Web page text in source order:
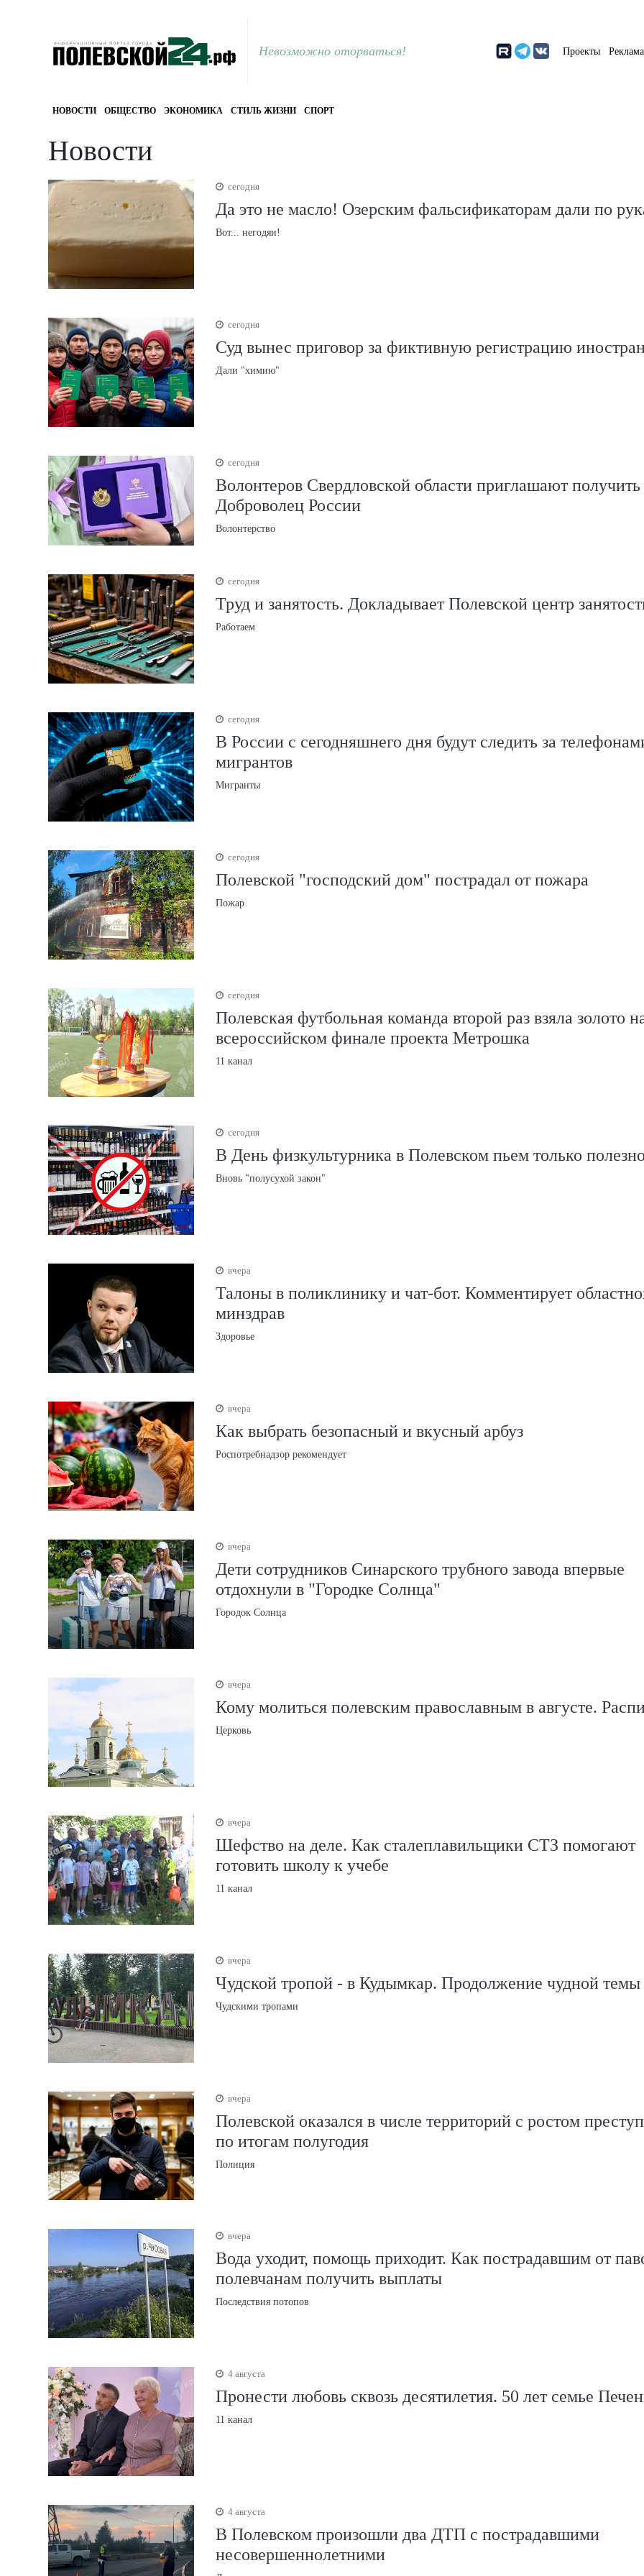
Невозможно оторваться! Проекты Реклама
НОВОСТИ ОБЩЕСТВО ЭКОНОМИКА СТИЛЬ ЖИЗНИ СПОРТ
Новости
сегодня
Да это не масло! Озерским фальсификаторам дали по
Вот... негодяи!
сегодня
Суд вынес приговор за фиктивную регистрацию
Дали "химию"
сегодня
Волонтеров Свердловской области приглашают получить
Доброволец России
Волонтерство
сегодня
Труд и занятость. Докладывает Полевской центр
Работаем
сегодня
В России с сегодняшнего дня будут следить за
мигрантов
Мигранты
сегодня
Полевской "господский дом" пострадал от пожара
Пожар
сегодня
Полевская футбольная команда второй раз взяла золото
всероссийском финале проекта Метрошка
11 канал
сегодня
В День физкультурника в Полевском пьем только
Вновь "полусухой закон"
вчера
Талоны в поликлинику и чат-бот. Комментирует
минздрав
Здоровье
вчера
Как выбрать безопасный и вкусный арбуз
Роспотребнадзор рекомендует
вчера
Дети сотрудников Синарского трубного завода впервые
отдохнули в "Городке Солнца"
Городок Солнца
вчера
Кому молиться полевским православным в августе.
Церковь
вчера
Шефство на деле. Как сталеплавильщики СТЗ помогают
готовить школу к учебе
11 канал
вчера
Чудской тропой - в Кудымкар. Продолжение чудной темы
Чудскими тропами
вчера
Полевской оказался в числе территорий с ростом
по итогам полугодия
Полиция
вчера
Вода уходит, помощь приходит. Как пострадавшим от
полевчанам получить выплаты
Последствия потопов
4 августа
Пронести любовь сквозь десятилетия. 50 лет семье
11 канал
4 августа
В Полевском произошли два ДТП с пострадавшими
несовершеннолетними